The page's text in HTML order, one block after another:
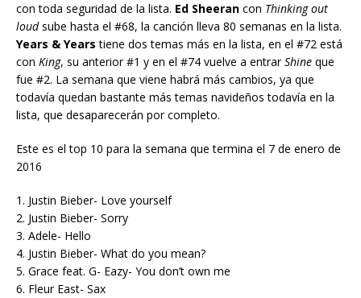
con toda seguridad de la lista. Ed Sheeran con Thinking out
loudsube hasta el #68, la canción lleva 80 semanas en la lista.
Years & Years tiene dos temas más en la lista, en el #72 está
con King, su anterior #1 y en el #74 vuelve a entrarShine que
fue #2. La semana que viene habrá más cambios, ya que
todavía quedan bastante más temas navideños todavía en la
lista, que desaparecerán por completo.
Este es el top 10 para la semana que termina el 7 de enero de
2016
1. Justin Bieber- Love yourself
2. Justin Bieber- Sorry
3. Adele- Hello
4. Justin Bieber- What do you mean?
5. Grace feat. G- Eazy- You don’t own me
6. Fleur East- Sax